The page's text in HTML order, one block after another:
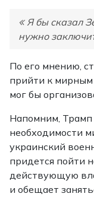
Я бы сказал
нужно
По его мнению,
прийти к мирным
мог бы
Напомним, Трамп
необходимости
украинский
придется пойти
действующую
и обещает